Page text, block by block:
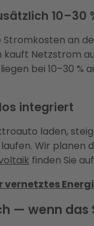
10–30
an
Netzstrom
bei 10–30
integriert
laden,
Wir
finden Sie
vernetztes
— wenn